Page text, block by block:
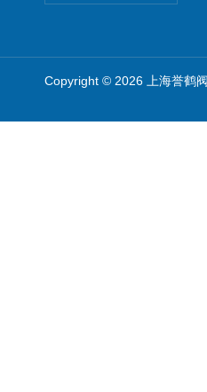
Copyright © 2026 上海誉鹤